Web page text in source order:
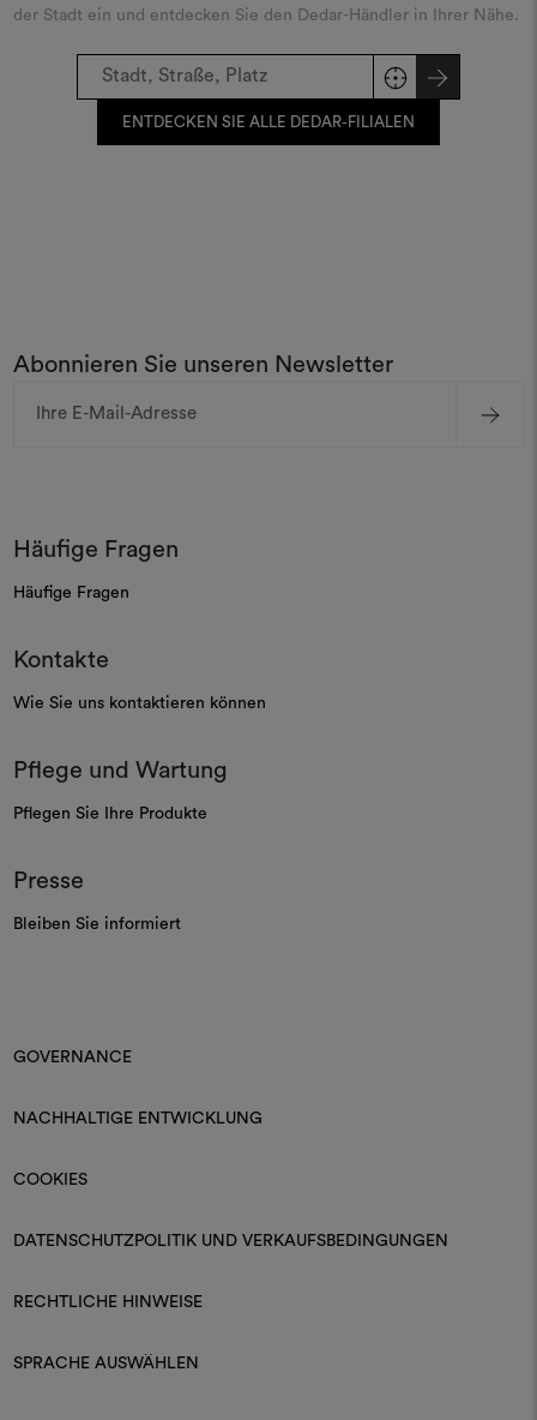
der Stadt ein und entdecken Sie den Dedar-Händler in Ihrer Nähe.
ENTDECKEN SIE ALLE DEDAR-FILIALEN
Abonnieren Sie unseren Newsletter
Mail-
Häufige Fragen
Häufige Fragen
Kontakte
Wie Sie uns kontaktieren können
Pflege und Wartung
Pflegen Sie Ihre Produkte
Presse
Bleiben Sie informiert
GOVERNANCE
NACHHALTIGE ENTWICKLUNG
COOKIES
DATENSCHUTZPOLITIK UND VERKAUFSBEDINGUNGEN
RECHTLICHE HINWEISE
SPRACHE AUSWÄHLEN